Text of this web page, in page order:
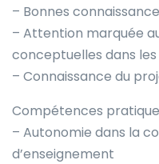
– Bonnes
– Attention marquée
conceptuelles dans
– Connaissance du
Compétences
– Autonomie dans la
d’enseignement